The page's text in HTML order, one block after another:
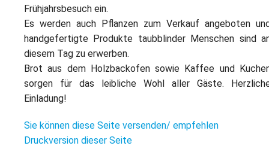
Frühjahrsbesuch ein.
Es werden auch Pflanzen zum Verkauf angeboten
handgefertigte Produkte taubblinder Menschen sind
diesem Tag zu erwerben.
Brot aus dem Holzbackofen sowie Kaffee und
sorgen für das leibliche Wohl aller Gäste.
Einladung!
Sie können diese Seite versenden/ empfehlen
Druckversion dieser Seite